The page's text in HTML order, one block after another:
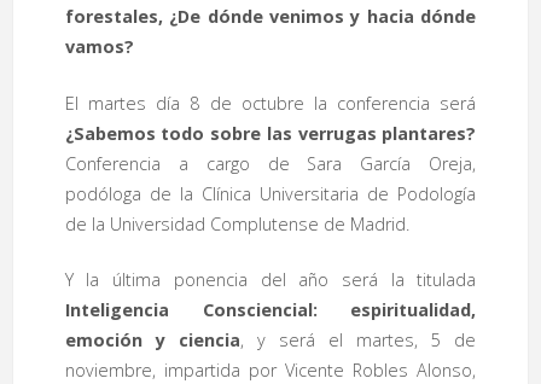
forestales, ¿De dónde venimos y hacia dónde
vamos?
El martes día 8 de octubre la conferencia será
¿Sabemos todo sobre las verrugas plantares?
Conferencia a cargo de Sara García Oreja,
podóloga de la Clínica Universitaria de Podología
de la Universidad Complutense de Madrid.
Y la última ponencia del año será la titulada
Inteligencia Consciencial: espiritualidad,
emoción y ciencia, y será el martes, 5 de
noviembre, impartida por Vicente Robles Alonso,